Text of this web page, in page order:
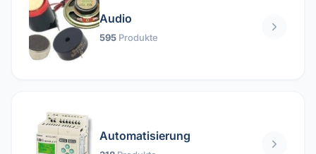
Audio
595 Produkte
Automatisierung